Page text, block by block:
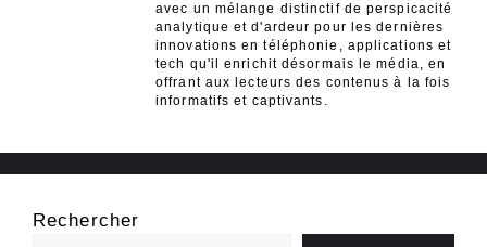
avec un mélange distinctif de perspicacité
analytique et d'ardeur pour les dernières
innovations en téléphonie, applications et
tech qu'il enrichit désormais le média, en
offrant aux lecteurs des contenus à la fois
informatifs et captivants.
Rechercher